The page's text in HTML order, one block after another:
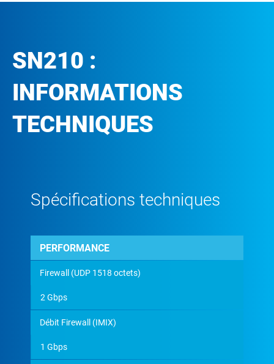
SN210 :
INFORMATIONS
TECHNIQUES
Spécifications techniques
PERFORMANCE
Firewall (UDP 1518 octets)
2 Gbps
Débit Firewall (IMIX)
1 Gbps